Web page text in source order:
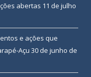
abertas 11 de julho
e ações que
Açu 30 de junho de